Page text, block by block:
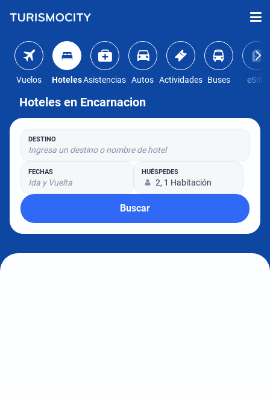
Vuelos HotelesAsistencias Autos Actividades Buses eSIM
Hoteles en Encarnacion
DESTINO
Ingresa un destino o nombre de hotel
FECHAS
Ida y Vuelta
HUÉSPEDES
2, 1 Habitación
Buscar